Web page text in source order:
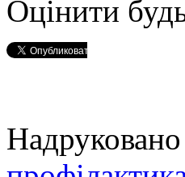
Оцінити
Надруковано